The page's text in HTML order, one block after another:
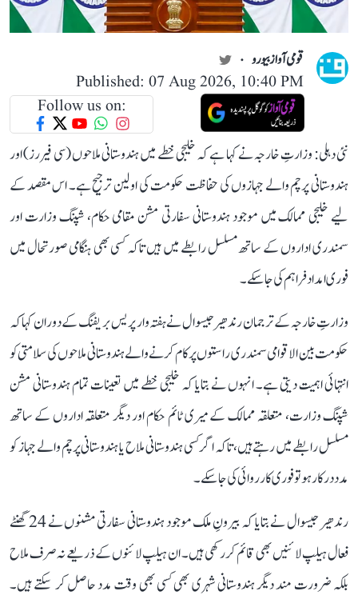
قومی آواز بیورو
Published: 07 Aug 2026, 10:40 PM
Follow us on:
نئی دہلی: وزارتِ خارجہ نے کہا ہے کہ خلیجی خطے میں ہندوستانی ملاحوں (سی فیررز) اور
ہندوستانی پرچم والے جہازوں کی حفاظت حکومت کی اولین ترجیح ہے۔ اس مقصد کے
لیے خلیجی ممالک میں موجود ہندوستانی سفارتی مشن مقامی حکام، شپنگ وزارت اور
سمندری اداروں کے ساتھ مسلسل رابطے میں ہیں تاکہ کسی بھی ہنگامی صورتحال میں
فوری امداد فراہم کی جا سکے۔
وزارتِ خارجہ کے ترجمان رندھیر جیسوال نے ہفتہ وار پریس بریفنگ کے دوران کہا کہ
حکومت بین الاقوامی سمندری راستوں پر کام کرنے والے ہندوستانی ملاحوں کی سلامتی کو
انتہائی اہمیت دیتی ہے۔ انہوں نے بتایا کہ خلیجی خطے میں تعینات تمام ہندوستانی مشن
شپنگ وزارت، متعلقہ ممالک کے میری ٹائم حکام اور دیگر متعلقہ اداروں کے ساتھ
مسلسل رابطے میں رہتے ہیں، تاکہ اگر کسی ہندوستانی ملاح یا ہندوستانی پرچم والے جہاز کو
مدد درکار ہو تو فوری کارروائی کی جا سکے۔
رندھیر جیسوال نے بتایا کہ بیرونِ ملک موجود ہندوستانی سفارتی مشنوں نے 24 گھنٹے
فعال ہیلپ لائنیں بھی قائم کر رکھی ہیں۔ ان ہیلپ لائنوں کے ذریعے نہ صرف ملاح
بلکہ ضرورت مند دیگر ہندوستانی شہری بھی کسی بھی وقت مدد حاصل کر سکتے ہیں۔